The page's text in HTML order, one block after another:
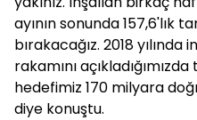
ayının sonunda 157,6'lık
bırakacağız. 2018
rakamını
hedefimiz 170 milyara
diye konuştu.